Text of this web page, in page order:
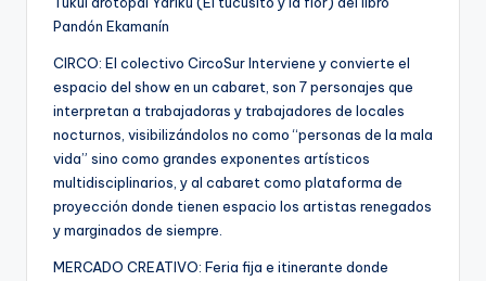
Pandón Ekamanín
CIRCO: El colectivo CircoSur Interviene y convierte el
espacio del show en un cabaret, son 7 personajes que
interpretan a trabajadoras y trabajadores de locales
nocturnos, visibilizándolos no como “personas de la mala
vida” sino como grandes exponentes artísticos
multidisciplinarios, y al cabaret como plataforma de
proyección donde tienen espacio los artistas renegados
y marginados de siempre.
MERCADO CREATIVO:‬ Feria fija e itinerante donde